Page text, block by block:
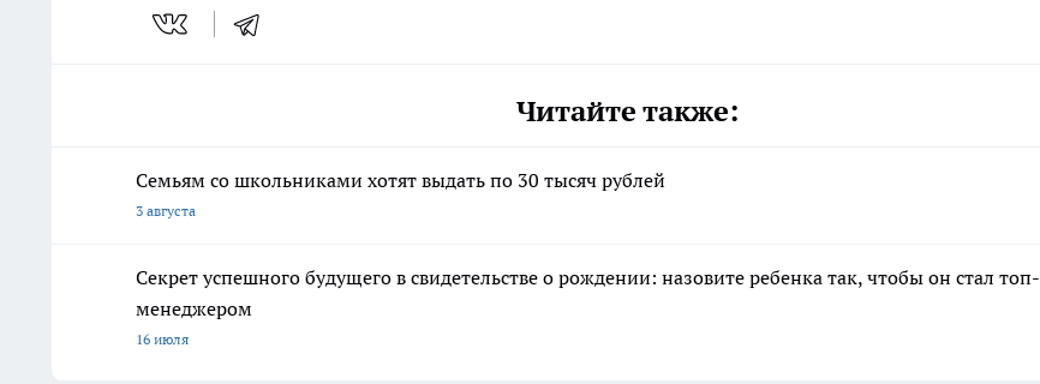
Читайте также:
Семьям со школьниками хотят выдать по 30 тысяч рублей
3 августа
Секрет успешного будущего в свидетельстве о рождении: назовите ребенка так, чтобы он стал топ-
менеджером
16 июля